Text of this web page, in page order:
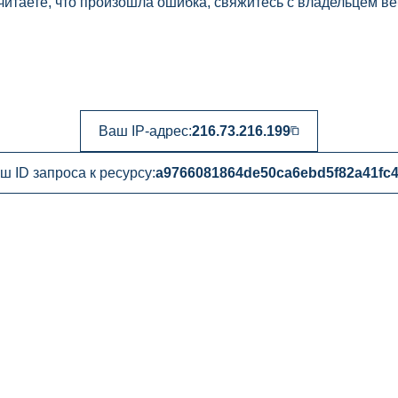
Ваш IP-адрес:216.73.216.199
ID запроса к ресурсу: